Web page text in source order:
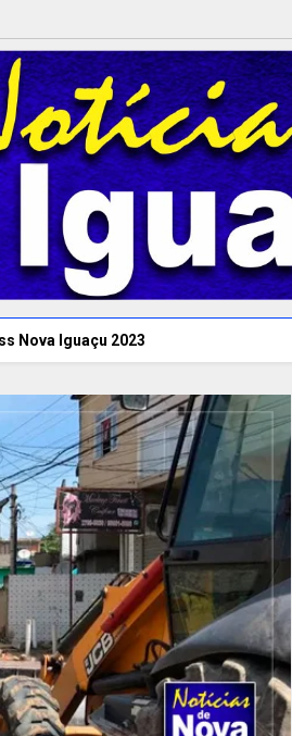
Nova Iguaçu 2023